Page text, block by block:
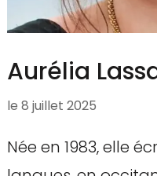
Aurélia
le 8 juillet 2025
Née en 1983, elle